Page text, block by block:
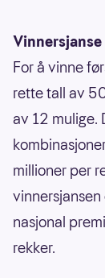
For å vinne
rette tall av
av 12 mulige.
millioner per
vinnersjansen
nasjonal
rekker.